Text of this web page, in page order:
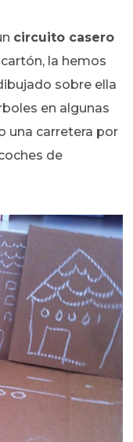
circuito casero
la hemos
sobre ella
en algunas
una carretera por
de